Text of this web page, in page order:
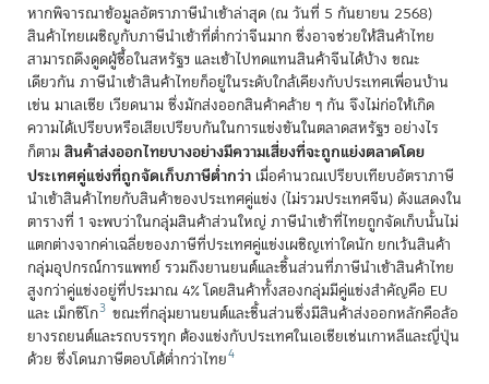
หากพิจารณาข้อมูลอัตราภาษีนำเข้าล่าสุด (ณ วันที่ 5 กันยายน 2568)
สินค้าไทยเผชิญกับภาษีนำเข้าที่ต่ำกว่าจีนมาก ซึ่งอาจช่วยให้สินค้าไทย
สามารถดึงดูดผู้ซื้อในสหรัฐฯ และเข้าไปทดแทนสินค้าจีนได้บ้าง ขณะ
เดียวกัน ภาษีนำเข้าสินค้าไทยก็อยู่ในระดับใกล้เคียงกับประเทศเพื่อนบ้าน
เข่น มาเลเซีย เวียดนาม ซึ่งมักส่งออกสินค้าคล้าย ๆ กัน จึงไม่ก่อให้เกิด
ความได้เปรียบหรือเสียเปรียบกันในการแข่งขันในตลาดสหรัฐฯ อย่างไร
ก็ตามสินค้าส่งออกไทยบางอย่างมีความเสี่ยงที่จะถูกแย่งตลาดโดย
ประเทศคู่แข่งที่ถูกจัดเก็บภาษีต่ำกว่า เมื่อคำนวณเปรียบเทียบอัตราภาษี
นำเข้าสินค้าไทยกับสินค้าของประเทศคู่แข่ง (ไม่รวมประเทศจีน) ดังแสดงใน
ตารางที่ 1 จะพบว่าในกลุ่มสินค้าส่วนใหญ่ ภาษีนำเข้าที่ไทยถูกจัดเก็บนั้นไม่
แตกต่างจากค่าเฉลี่ยของภาษีที่ประเทศคู่แข่งเผชิญเท่าใดนัก ยกเว้นสินค้า
กลุ่มอุปกรณ์การแพทย์ รวมถึงยานยนต์และชิ้นส่วนที่ภาษีนำเข้าสินค้าไทย
สูงกว่าคู่แข่งอยู่ที่ประมาณ 4% โดยสินค้าทั้งสองกลุ่มมีคู่แข่งสำคัญคือ EU
และ เม็กซิโก3 ขณะที่กลุ่มยานยนต์และชิ้นส่วนซึ่งมีสินค้าส่งออกหลักคือล้อ
ยางรถยนต์และรถบรรทุก ต้องแข่งกับประเทศในเอเชียเช่นเกาหลีและญี่ปุ่น
ด้วย ซึ่งโดนภาษีตอบโต้ต่ำกว่าไทย4